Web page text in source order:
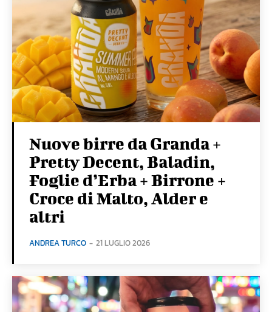
Nuove birre da Granda +
Pretty Decent, Baladin,
Foglie d’Erba + Birrone +
Croce di Malto, Alder e
altri
ANDREA TURCO - 21 LUGLIO 2026